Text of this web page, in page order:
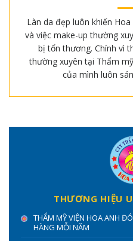
Làn da đẹp luôn khiến
và việc make-up thường
bị tổn thương. Chính vì
thường xuyên tại Thẩm
của mình luôn
THƯƠNG HIỆU
THẨM MỸ VIỆN HOA ANH
HÀNG MỖI NĂM